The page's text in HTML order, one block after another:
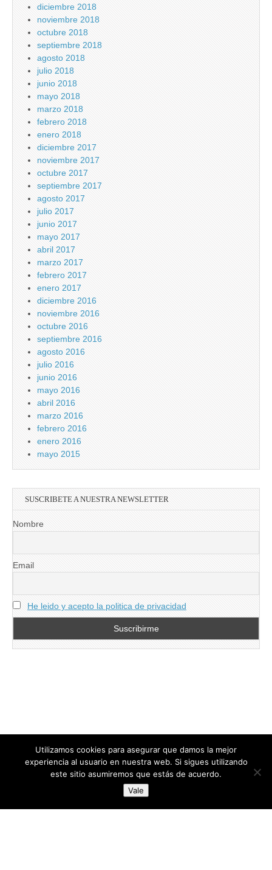
diciembre 2018
noviembre 2018
octubre 2018
septiembre 2018
agosto 2018
julio 2018
junio 2018
mayo 2018
marzo 2018
febrero 2018
enero 2018
diciembre 2017
noviembre 2017
octubre 2017
septiembre 2017
agosto 2017
julio 2017
junio 2017
mayo 2017
abril 2017
marzo 2017
febrero 2017
enero 2017
diciembre 2016
noviembre 2016
octubre 2016
septiembre 2016
agosto 2016
julio 2016
junio 2016
mayo 2016
abril 2016
marzo 2016
febrero 2016
enero 2016
mayo 2015
SUSCRIBETE A NUESTRA NEWSLETTER
Nombre
Email
He leido y acepto la politica de privacidad
directoresdeseguridad.es
Diseñado por Centro Andaluz de Estudios y Entrenamiento
Utilizamos cookies para asegurar que damos la mejor
experiencia al usuario en nuestra web. Si sigues utilizando
este sitio asumiremos que estás de acuerdo.
Vale